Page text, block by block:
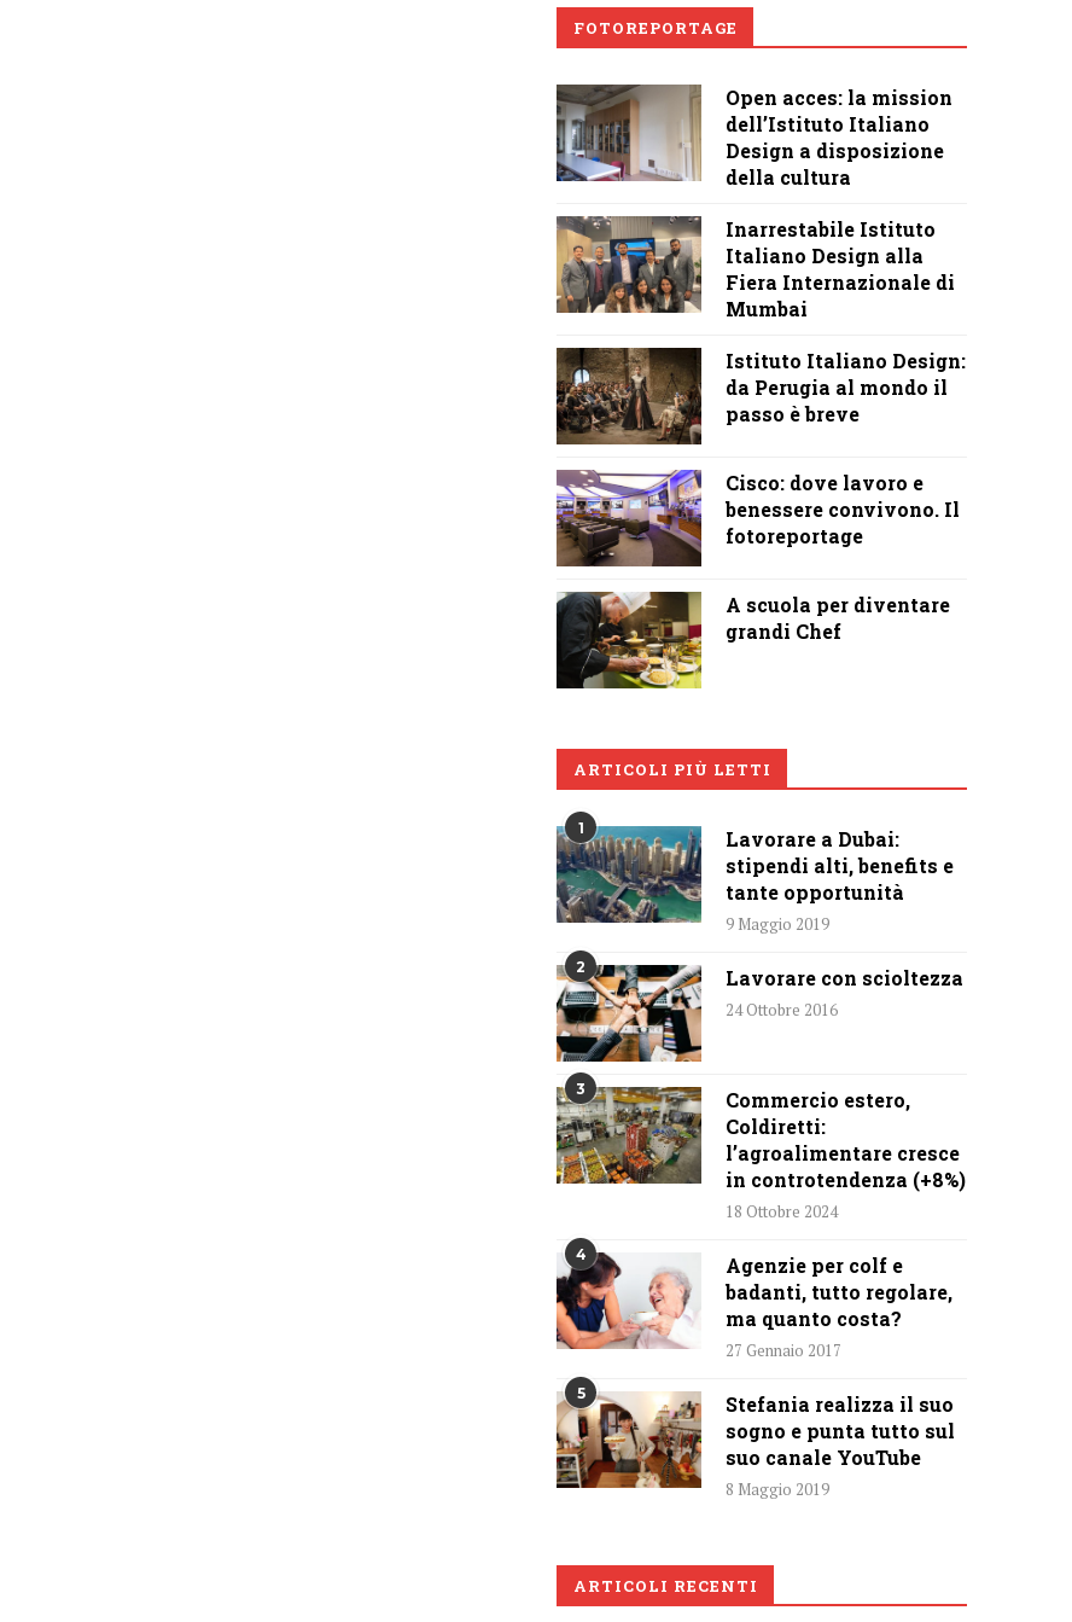
FOTOREPORTAGE
Open acces: la mission
dell’Istituto Italiano
Design a disposizione
della cultura
Inarrestabile Istituto
Italiano Design alla
Fiera Internazionale di
Mumbai
Istituto Italiano Design:
da Perugia al mondo il
passo è breve
Cisco: dove lavoro e
benessere convivono. Il
fotoreportage
A scuola per diventare
grandi Chef
ARTICOLI PIÙ LETTI
1
Lavorare a Dubai:
stipendi alti, benefits e
tante opportunità
9 Maggio 2019
2 Lavorare con scioltezza
24 Ottobre 2016
3
Commercio estero,
Coldiretti:
l’agroalimentare cresce
in controtendenza (+8%)
18 Ottobre 2024
4
Agenzie per colf e
badanti, tutto regolare,
ma quanto costa?
27 Gennaio 2017
5
Stefania realizza il suo
sogno e punta tutto sul
suo canale YouTube
8 Maggio 2019
ARTICOLI RECENTI